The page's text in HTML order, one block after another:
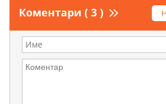
Коментари ( 3 )